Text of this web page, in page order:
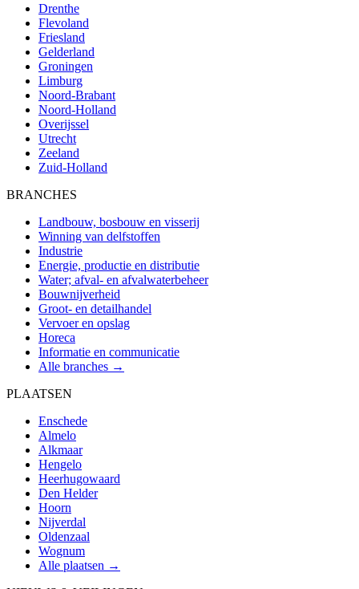
Drenthe
Flevoland
Friesland
Gelderland
Groningen
Limburg
Noord-Brabant
Noord-Holland
Overijssel
Utrecht
Zeeland
Zuid-Holland
BRANCHES
Landbouw, bosbouw en visserij
Winning van delfstoffen
Industrie
Energie, productie en distributie
Water; afval- en afvalwaterbeheer
Bouwnijverheid
Groot- en detailhandel
Vervoer en opslag
Horeca
Informatie en communicatie
Alle branches →
PLAATSEN
Enschede
Almelo
Alkmaar
Hengelo
Heerhugowaard
Den Helder
Hoorn
Nijverdal
Oldenzaal
Wognum
Alle plaatsen →